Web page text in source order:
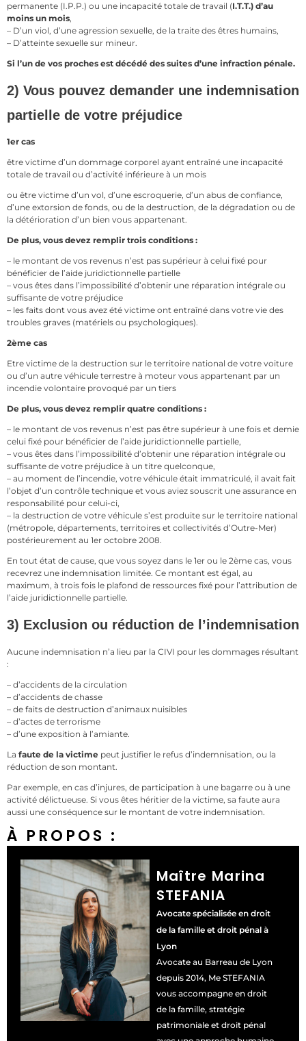
permanente (I.P.P.) ou une incapacité totale de travail (I.T.T.) d’au
moins un mois,
– D’un viol, d’une agression sexuelle, de la traite des êtres humains,
– D’atteinte sexuelle sur mineur.
Si l’un de vos proches est décédé des suites d’une infraction pénale.
2) Vous pouvez demander une indemnisation
partielle de votre préjudice
1er cas
être victime d’un dommage corporel ayant entraîné une incapacité
totale de travail ou d’activité inférieure à un mois
ou être victime d’un vol, d’une escroquerie, d’un abus de confiance,
d’une extorsion de fonds, ou de la destruction, de la dégradation ou de
la détérioration d’un bien vous appartenant.
De plus, vous devez remplir trois conditions :
– le montant de vos revenus n’est pas supérieur à celui fixé pour
bénéficier de l’aide juridictionnelle partielle
– vous êtes dans l’impossibilité d’obtenir une réparation intégrale ou
suffisante de votre préjudice
– les faits dont vous avez été victime ont entraîné dans votre vie des
troubles graves (matériels ou psychologiques).
2ème cas
Etre victime de la destruction sur le territoire national de votre voiture
ou d’un autre véhicule terrestre à moteur vous appartenant par un
incendie volontaire provoqué par un tiers
De plus, vous devez remplir quatre conditions :
– le montant de vos revenus n’est pas être supérieur à une fois et demie
celui fixé pour bénéficier de l’aide juridictionnelle partielle,
– vous êtes dans l’impossibilité d’obtenir une réparation intégrale ou
suffisante de votre préjudice à un titre quelconque,
– au moment de l’incendie, votre véhicule était immatriculé, il avait fait
l’objet d’un contrôle technique et vous aviez souscrit une assurance en
responsabilité pour celui-ci,
– la destruction de votre véhicule s’est produite sur le territoire national
(métropole, départements, territoires et collectivités d’Outre-Mer)
postérieurement au 1er octobre 2008.
En tout état de cause, que vous soyez dans le 1er ou le 2ème cas, vous
recevrez une indemnisation limitée. Ce montant est égal, au
maximum, à trois fois le plafond de ressources fixé pour l’attribution de
l’aide juridictionnelle partielle.
3) Exclusion ou réduction de l’indemnisation
Aucune indemnisation n’a lieu par la CIVI pour les dommages résultant
:
– d’accidents de la circulation
– d’accidents de chasse
– de faits de destruction d’animaux nuisibles
– d’actes de terrorisme
– d’une exposition à l’amiante.
La faute de la victime peut justifier le refus d’indemnisation, ou la
réduction de son montant.
Par exemple, en cas d’injures, de participation à une bagarre ou à une
activité délictueuse. Si vous êtes héritier de la victime, sa faute aura
aussi une conséquence sur le montant de votre indemnisation.
À PROPOS :
Maître Marina
STEFANIA
Avocate spécialisée en droit
de la famille et droit pénal à
Lyon
Avocate au Barreau de Lyon
depuis 2014, Me STEFANIA
vous accompagne en droit
de la famille, stratégie
patrimoniale et droit pénal